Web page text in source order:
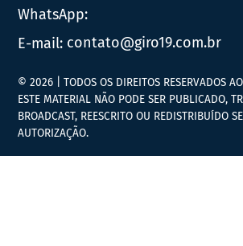
WhatsApp:
E-mail: contato@giro19.com.br
© 2026 | TODOS OS DIREITOS RESERVADOS
ESTE MATERIAL NÃO PODE SER PUBLICADO,
BROADCAST, REESCRITO OU REDISTRIBUÍDO
AUTORIZAÇÃO.